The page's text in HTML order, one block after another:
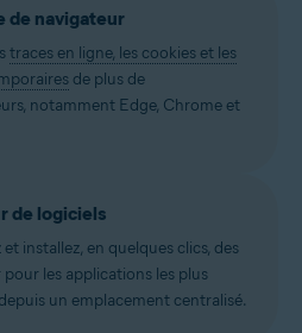
de navigateur
traces en ligne, les cookies et les
de plus de
notamment Edge, Chrome et
de logiciels
installez, en quelques clics, des
pour les applications les plus
un emplacement centralisé.